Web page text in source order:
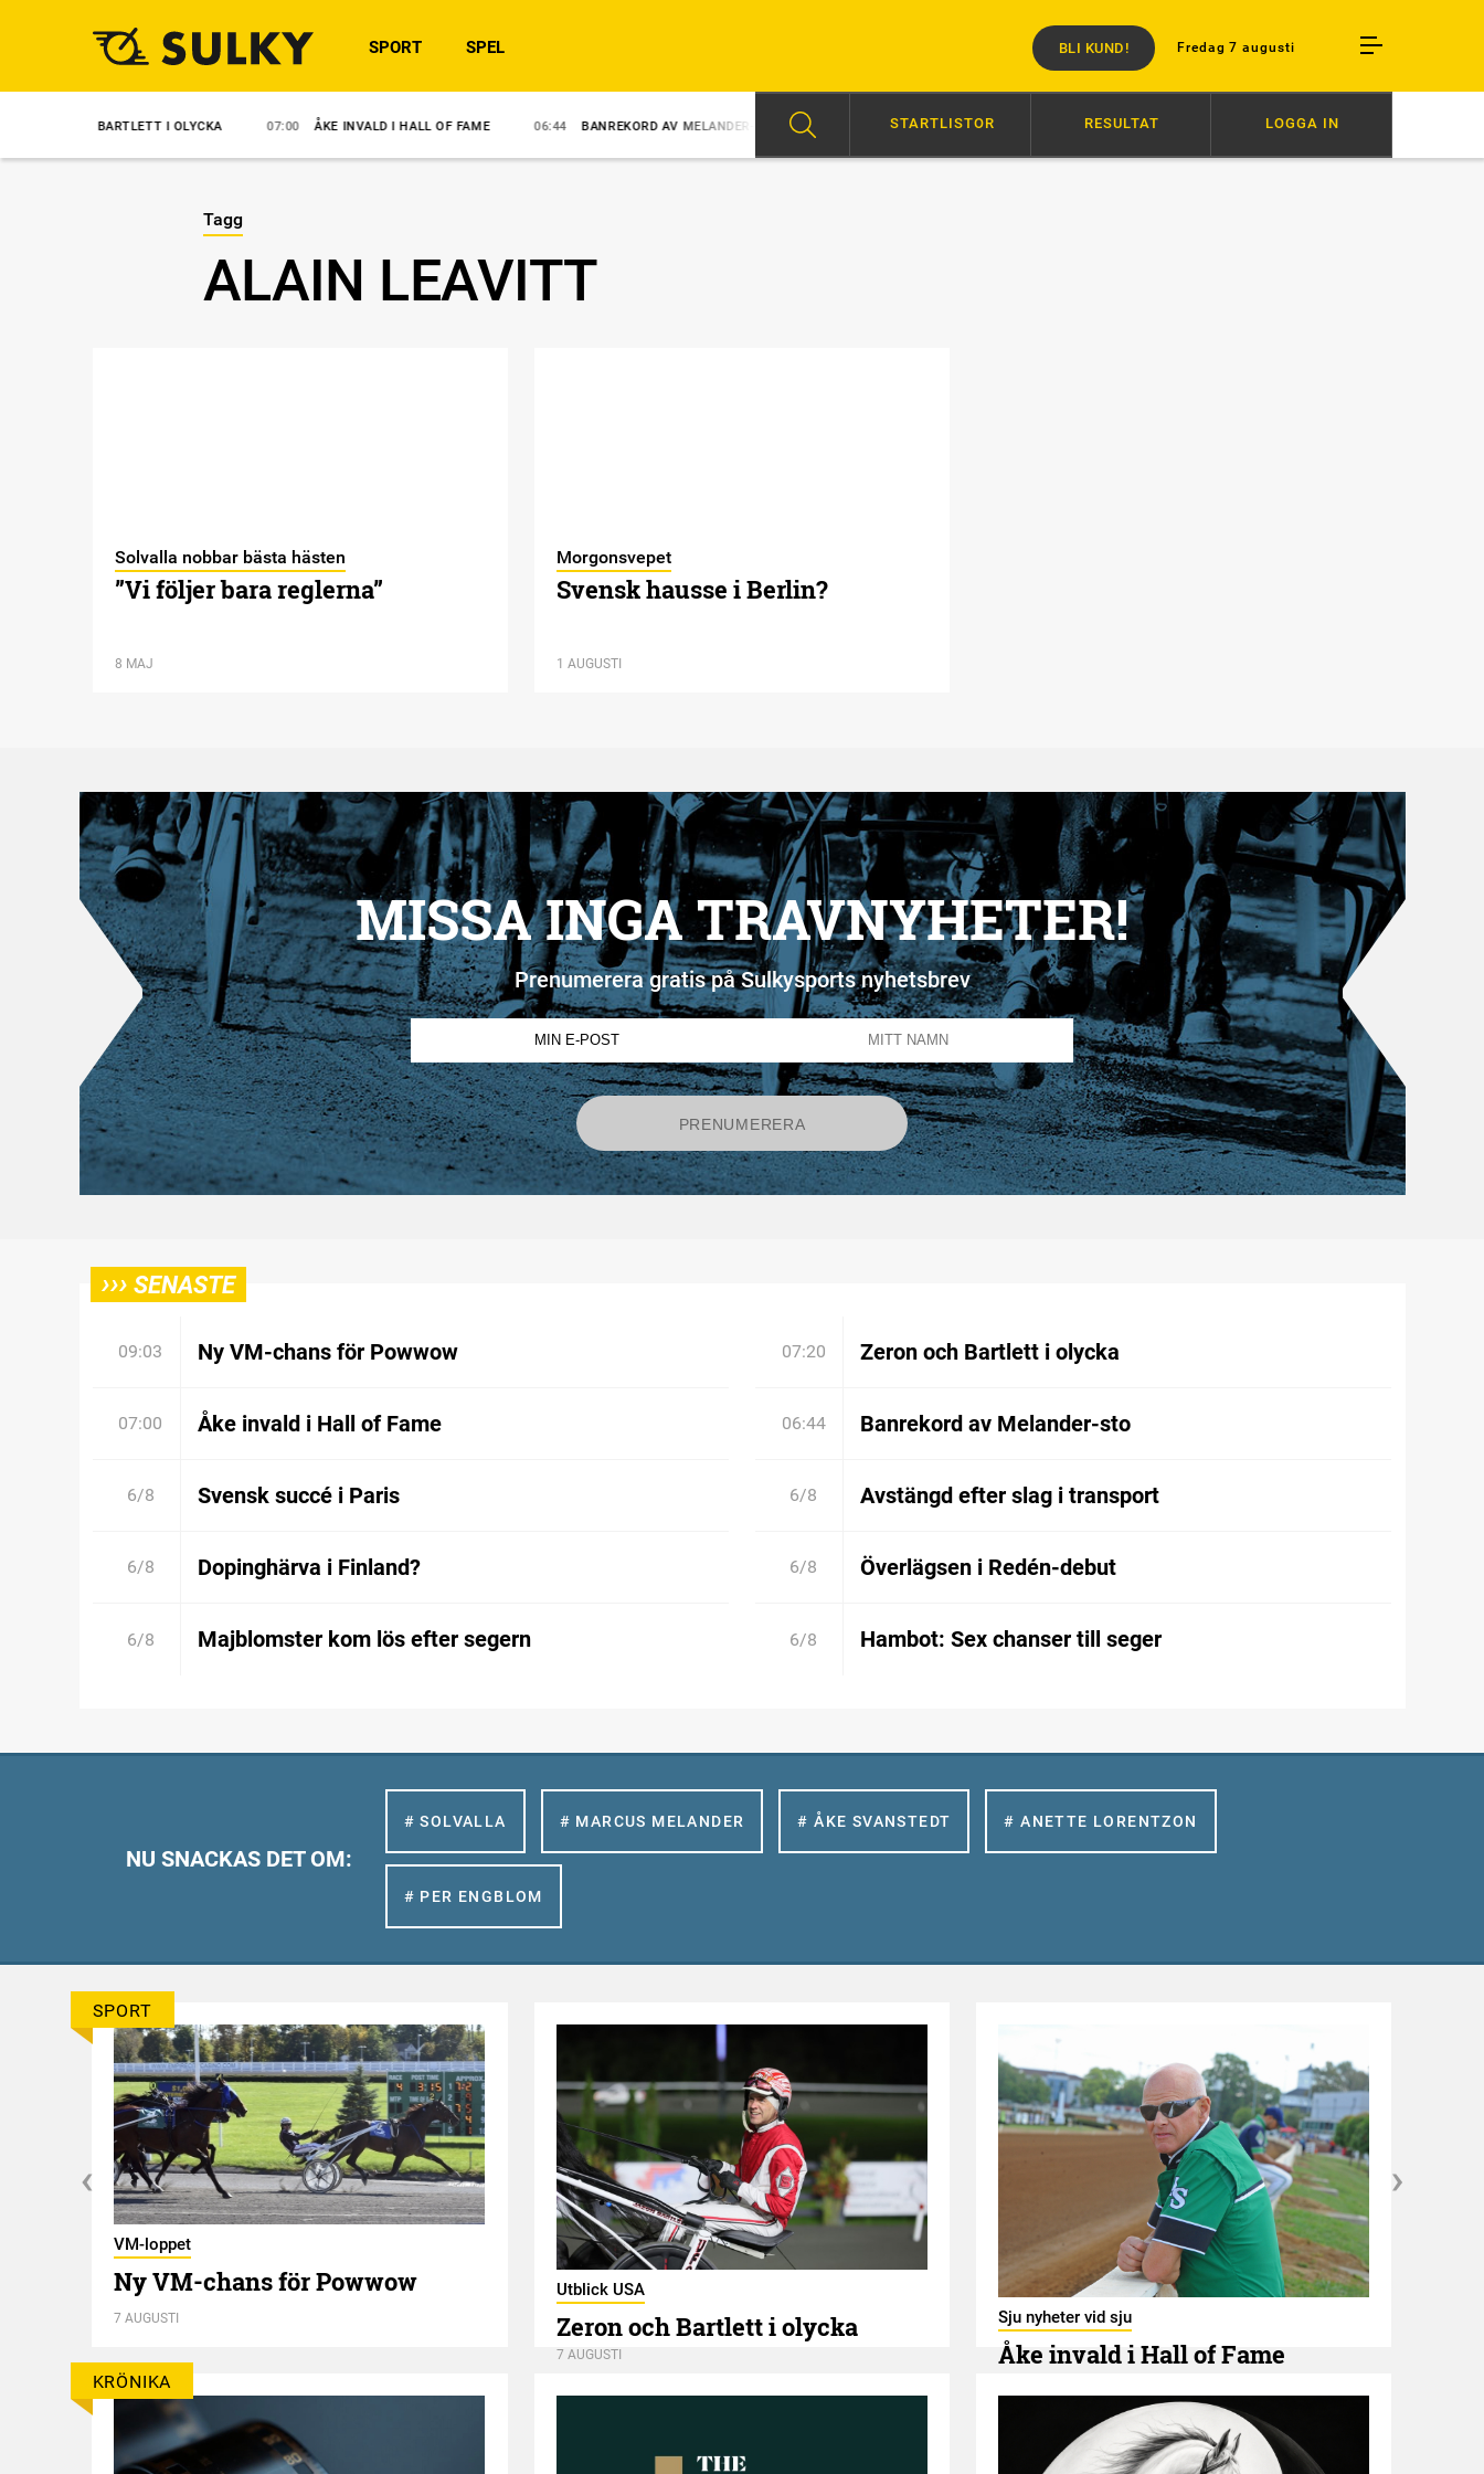
Fredag 7 augusti
SPORT SPEL BLI KUND!
BARTLETT I OLYCKA 07:00 ÅKE INVALD I HALL OF FAME 06:44 BANREKORD AV MELANDER-STO SVENSK SUCCÉ I PARIS 09:03 NY VM-CHANS FÖR POWWOW 07:20 ZERON OCH BARTLETT I
STARTLISTOR RESULTAT LOGGA IN
Tagg
ALAIN LEAVITT
Solvalla nobbar bästa hästen
”Vi följer bara reglerna”
8 MAJ
Morgonsvepet
Svensk hausse i Berlin?
1 AUGUSTI
MISSA INGA TRAVNYHETER!
Prenumerera gratis på Sulkysports nyhetsbrev
››› SENASTE
09:03 Ny VM-chans för Powwow 07:20 Zeron och Bartlett i olycka
07:00 Åke invald i Hall of Fame 06:44 Banrekord av Melander-sto
6/8 Svensk succé i Paris 6/8 Avstängd efter slag i transport
6/8 Dopinghärva i Finland? 6/8 Överlägsen i Redén-debut
6/8 Majblomster kom lös efter segern 6/8 Hambot: Sex chanser till seger
NU SNACKAS DET OM:
# SOLVALLA # MARCUS MELANDER # ÅKE SVANSTEDT # ANETTE LORENTZON
# PER ENGBLOM
SPORT
VM-loppet
Ny VM-chans för Powwow
7 AUGUSTI
Utblick USA
Zeron och Bartlett i olycka
7 AUGUSTI
Sju nyheter vid sju
Åke invald i Hall of Fame
KRÖNIKA